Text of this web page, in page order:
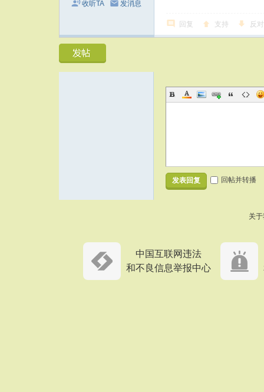
收听TA 发消息
回复 支持 反对
发表回复 回帖并转播
关
中国互联网违法
和不良信息举报中心